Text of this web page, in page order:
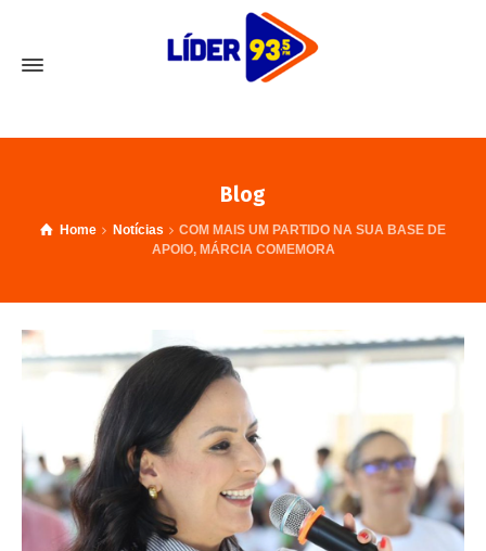
Blog
Home Notícias
COM MAIS UM PARTIDO NA SUA BASE DE
APOIO, MÁRCIA COMEMORA